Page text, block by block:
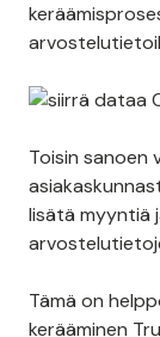
Toisin sanoen
lisätä myyntiä
Tämä on
kerääminen